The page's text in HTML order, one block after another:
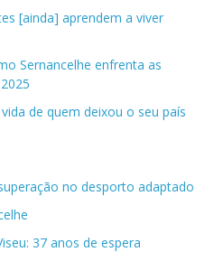
[ainda] aprendem a viver
Sernancelhe enfrenta as
de quem deixou o seu país
no desporto adaptado
37 anos de espera